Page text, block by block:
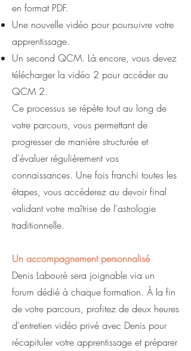
en format PDF.
Une nouvelle vidéo pour poursuivre votre
apprentissage.
Un second QCM. Là encore, vous devez
télécharger la vidéo 2 pour accéder au
QCM 2.
Ce processus se répète tout au long de
votre parcours, vous permettant de
progresser de manière structurée et
d'évaluer régulièrement vos
connaissances. Une fois franchi toutes les
étapes, vous accéderez au devoir final
validant votre maîtrise de l'astrologie
traditionnelle.
Un accompagnement personnalisé
Denis Labouré sera joignable via un
forum dédié à chaque formation. À la fin
de votre parcours, profitez de deux heures
d'entretien vidéo privé avec Denis pour
récapituler votre apprentissage et préparer